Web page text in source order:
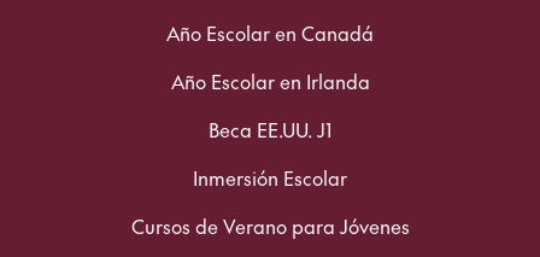
Año Escolar en Canadá
Año Escolar en Irlanda
Beca EE.UU. J1
Inmersión Escolar
Cursos de Verano para Jóvenes